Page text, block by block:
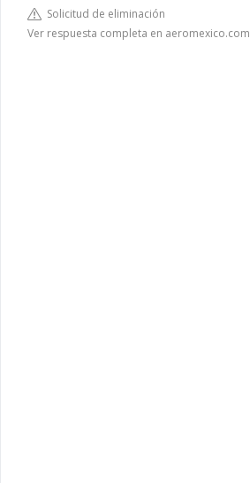
Solicitud de eliminación
Ver respuesta completa en aeromexico.com